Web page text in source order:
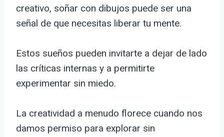
creativo, soñar con dibujos puede ser una
señal de que necesitas liberar tu mente.
Estos sueños pueden invitarte a dejar de lado
las críticas internas y a permitirte
experimentar sin miedo.
La creatividad a menudo florece cuando nos
damos permiso para explorar sin